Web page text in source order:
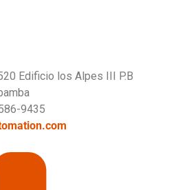
Edificio los Alpes III P.B
9435